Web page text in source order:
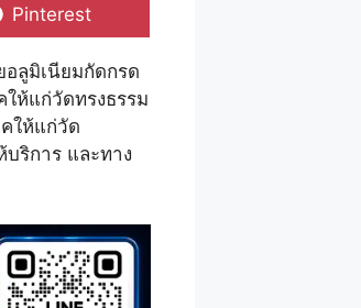
Share
Pinterest
ลูมิเนียมกัดกรด
ห้แก่วัดทรงธรรม
ให้แก่วัด
ริการ และทาง